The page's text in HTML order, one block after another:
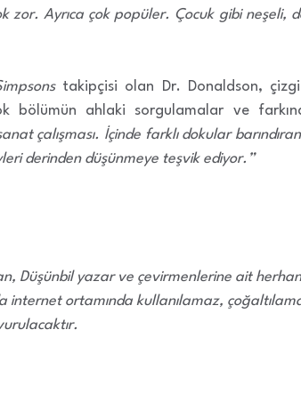
zor. Ayrıca çok popüler. Çocuk gibi neşeli,
takipçisi olan Dr. Donaldson,
bölümün ahlaki sorgulamalar ve
çalışması. İçinde farklı dokular
derinden düşünmeye teşvik ediyor.”
Düşünbil yazar ve çevirmenlerine ait
internet ortamında kullanılamaz,